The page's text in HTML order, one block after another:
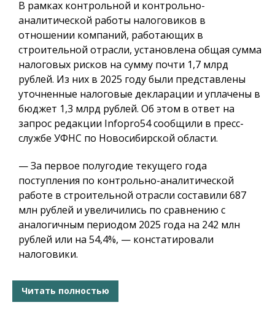
В рамках контрольной и контрольно-
аналитической работы налоговиков в
отношении компаний, работающих в
строительной отрасли, установлена общая сумма
налоговых рисков на сумму почти 1,7 млрд
рублей. Из них в 2025 году были представлены
уточненные налоговые декларации и уплачены в
бюджет 1,3 млрд рублей. Об этом в ответ на
запрос редакции Infopro54 сообщили в пресс-
службе УФНС по Новосибирской области.
— За первое полугодие текущего года
поступления по контрольно-аналитической
работе в строительной отрасли составили 687
млн рублей и увеличились по сравнению с
аналогичным периодом 2025 года на 242 млн
рублей или на 54,4%, — констатировали
налоговики.
Читать полностью